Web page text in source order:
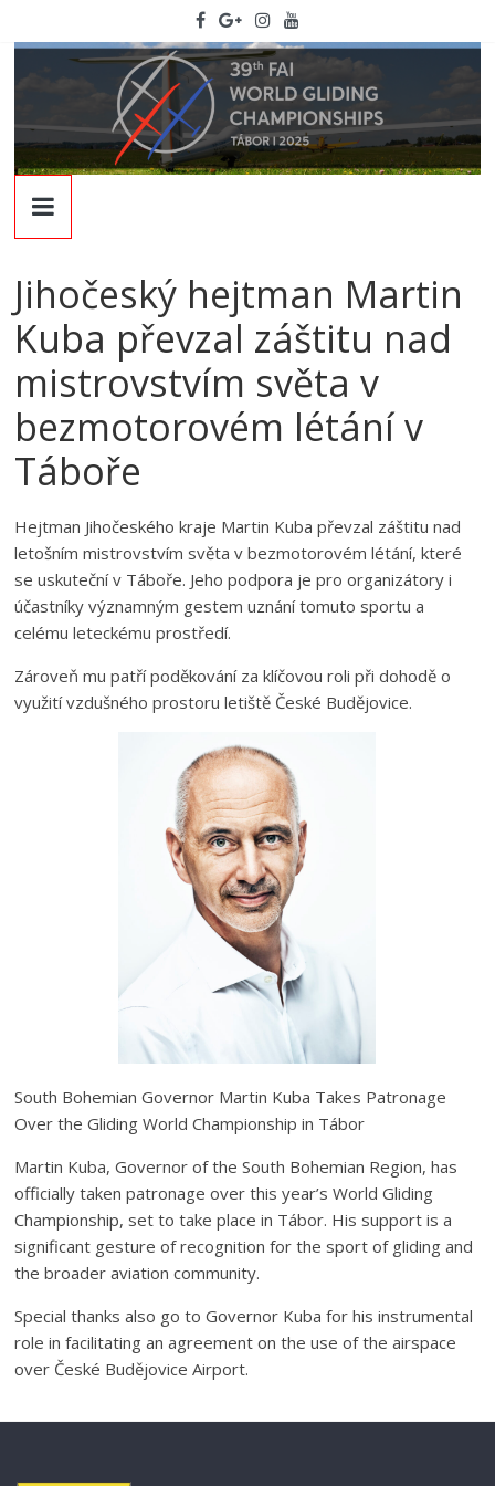
to
WGC
2025
39th
FAI
Gliding
Championships
Jihočeský hejtman Martin
Kuba převzal záštitu nad
mistrovstvím světa v
bezmotorovém létání v
Táboře
Hejtman Jihočeského kraje Martin Kuba převzal záštitu nad
letošním mistrovstvím světa v bezmotorovém létání, které
se uskuteční v Táboře. Jeho podpora je pro organizátory i
účastníky významným gestem uznání tomuto sportu a
celému leteckému prostředí.
Zároveň mu patří poděkování za klíčovou roli při dohodě o
využití vzdušného prostoru letiště České Budějovice.
South Bohemian Governor Martin Kuba Takes Patronage
Over the Gliding World Championship in Tábor
Martin Kuba, Governor of the South Bohemian Region, has
officially taken patronage over this year’s World Gliding
Championship, set to take place in Tábor. His support is a
significant gesture of recognition for the sport of gliding and
the broader aviation community.
Special thanks also go to Governor Kuba for his instrumental
role in facilitating an agreement on the use of the airspace
over České Budějovice Airport.